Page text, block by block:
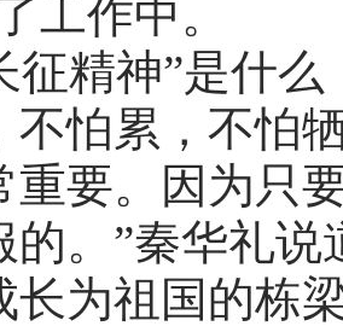
工作中。
征精神”是什
不怕累，不怕
重要。因为只
的。”秦华礼
长为祖国的栋